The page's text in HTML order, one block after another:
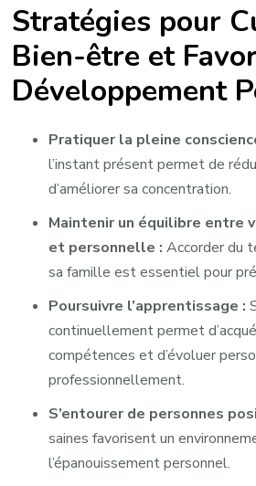
Stratégies pour
Bien-être et
Développement
Pratiquer la pleine
l’instant présent permet de
d’améliorer sa concentration.
Maintenir un équilibre entre
et personnelle : Accorder du
sa famille est essentiel pour
Poursuivre l’apprentissage :
continuellement permet
compétences et d’évoluer
professionnellement.
S’entourer de personnes
saines favorisent un
l’épanouissement personnel.